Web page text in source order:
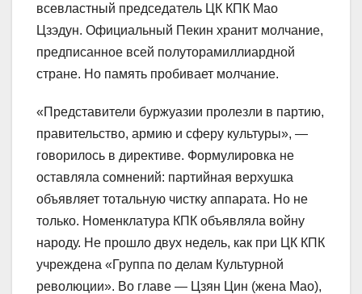
всевластный председатель ЦК КПК Мао
Цзэдун. Официальный Пекин хранит молчание,
предписанное всей полуторамиллиардной
стране. Но память пробивает молчание.
«Представители буржуазии пролезли в партию,
правительство, армию и сферу культуры», —
говорилось в директиве. Формулировка не
оставляла сомнений: партийная верхушка
объявляет тотальную чистку аппарата. Но не
только. Номенклатура КПК объявляла войну
народу. Не прошло двух недель, как при ЦК КПК
учреждена «Группа по делам Культурной
революции». Во главе — Цзян Цин (жена Мао),